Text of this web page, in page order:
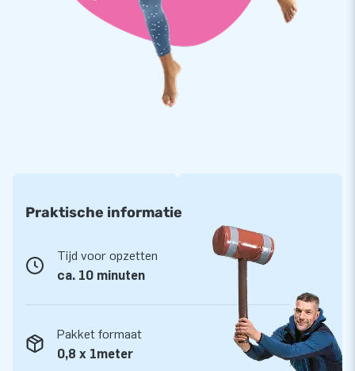
Praktische informatie
Tijd voor opzetten
ca. 10 minuten
Pakket formaat
0,8 x 1meter